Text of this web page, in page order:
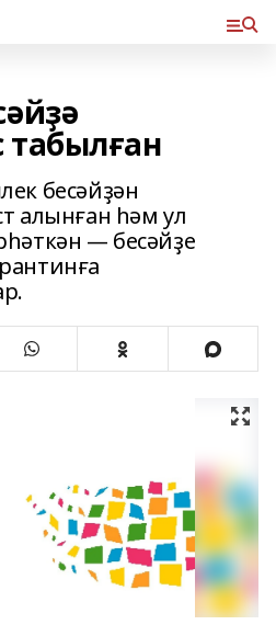
табылған
бесәйҙән
алынған һәм ул
— бесәйҙе